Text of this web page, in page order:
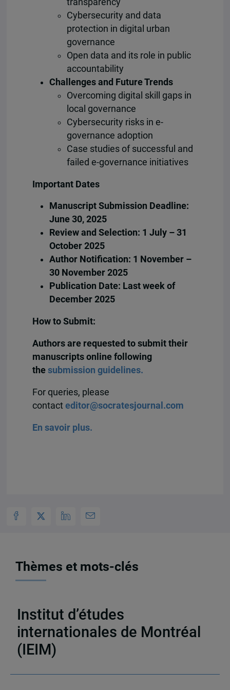
Cybersecurity and data
protection in digital urban
governance
Open data and its role in public
accountability
Challenges and Future Trends
Overcoming digital skill gaps in
local governance
Cybersecurity risks in e-
governance adoption
Case studies of successful and
failed e-governance initiatives
Important Dates
Manuscript Submission Deadline:
June 30, 2025
Review and Selection: 1 July – 31
October 2025
Author Notification: 1 November –
30 November 2025
Publication Date: Last week of
December 2025
How to Submit:
Authors are requested to submit their
manuscripts online following
the submission guidelines.
For queries, please
contact editor@socratesjournal.com
En savoir plus.
Thèmes et mots-clés
Institut d’études
internationales de Montréal
(IEIM)